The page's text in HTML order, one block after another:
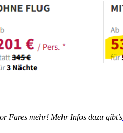
Fares mehr! Mehr Infos dazu gibt’s